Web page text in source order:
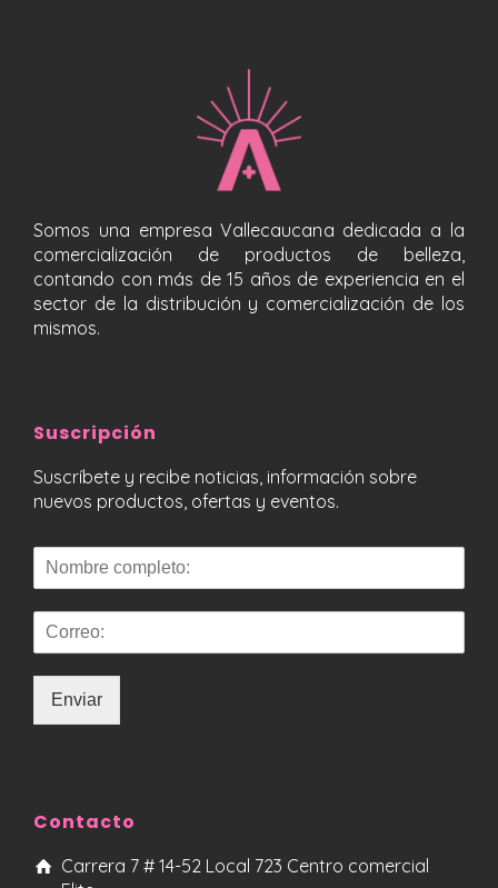
Somos una empresa Vallecaucana dedicada a la
comercialización de productos de belleza,
contando con más de 15 años de experiencia en el
sector de la distribución y comercialización de los
mismos.
Suscripción
Suscríbete y recibe noticias, información sobre
nuevos productos, ofertas y eventos.
Enviar
Contacto
Carrera 7 # 14-52 Local 723 Centro comercial